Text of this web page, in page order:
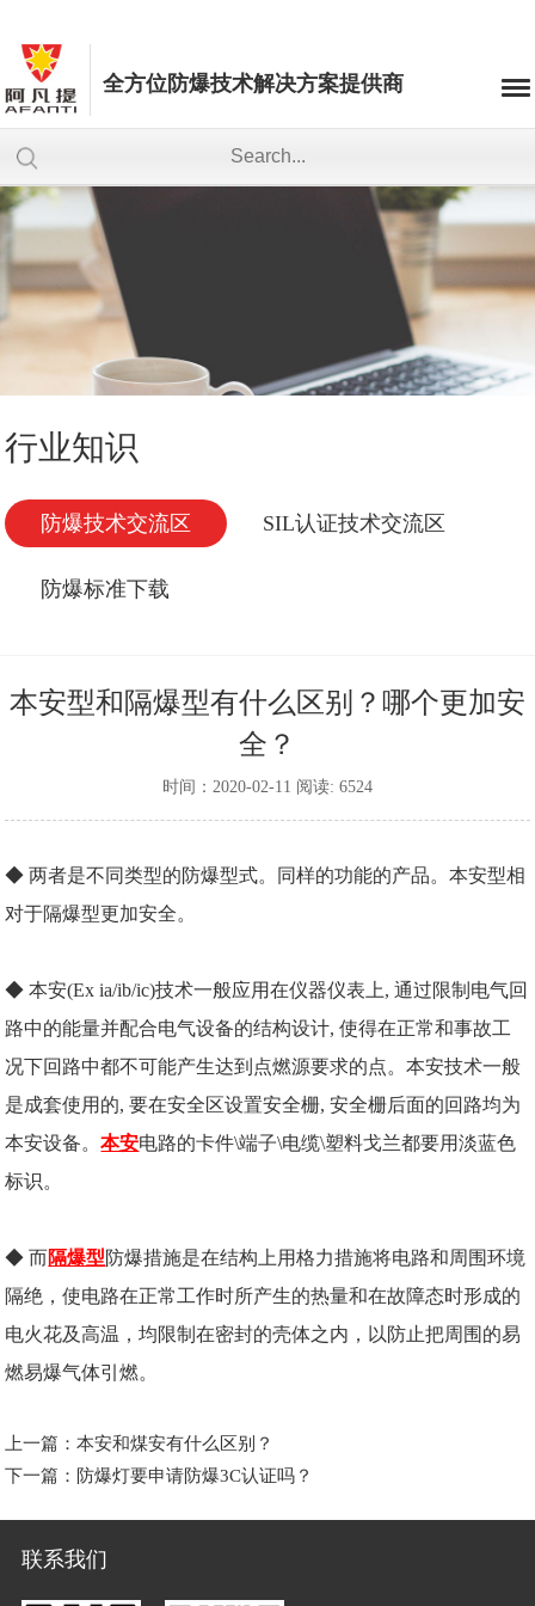
全方位防爆技术解决方案提供商
行业知识
防爆技术交流区 SIL认证技术交流区
防爆标准下载
本安型和隔爆型有什么区别？哪个更加安
全？
时间：2020-02-11 阅读: 6524
◆ 两者是不同类型的防爆型式。同样的功能的产品。本安型相
对于隔爆型更加安全。
◆ 本安(Ex ia/ib/ic)技术一般应用在仪器仪表上, 通过限制电气回
路中的能量并配合电气设备的结构设计, 使得在正常和事故工
况下回路中都不可能产生达到点燃源要求的点。本安技术一般
是成套使用的, 要在安全区设置安全栅, 安全栅后面的回路均为
本安设备。本安电路的卡件\端子\电缆\塑料戈兰都要用淡蓝色
标识。
◆ 而隔爆型防爆措施是在结构上用格力措施将电路和周围环境
隔绝，使电路在正常工作时所产生的热量和在故障态时形成的
电火花及高温，均限制在密封的壳体之内，以防止把周围的易
燃易爆气体引燃。
上一篇：本安和煤安有什么区别？
下一篇： 防爆灯要申请防爆3C认证吗？
联系我们